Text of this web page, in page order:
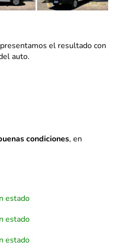
el resultado con
auto.
condiciones, en
estado
estado
estado